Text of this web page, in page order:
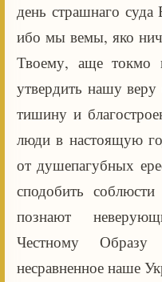
день страшнаго
ибо мы вемы, яко
Твоему, аще токмо
утвердить нашу
тишину и
люди в настоящую
от душепагубных
сподобить
познают
Честному
несравненное наше